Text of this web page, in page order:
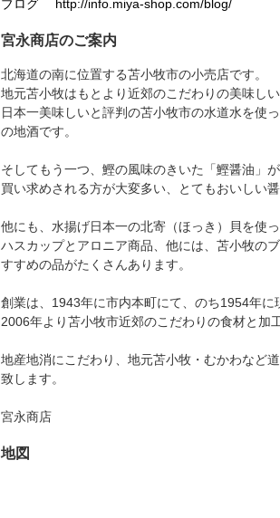
ブログ http://info.miya-shop.com/blog/
宮永商店のご案内
北海道の南に位置する苫小牧市の小売店です。
地元苫小牧はもとより近郊のこだわりの美味し
日本一美味しいと評判の苫小牧市の水道水を使
の地酒です。
そしてもう一つ、鰹の風味のきいた「鰹醤油」
買い求めされる方が大変多い、とてもおいしい醤
他にも、水揚げ日本一の北寄（ほっき）貝を使
ハスカップとアロニア商品、他には、苫小牧の
すすめの品がたくさんあります。
創業は、1943年に市内本町にて、のち1954年に
2006年より苫小牧市近郊のこだわりの食材と加
地産地消にこだわり、地元苫小牧・むかわなど
致します。
宮永商店
地図